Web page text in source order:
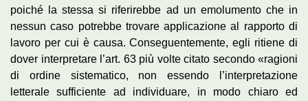
poiché la stessa si riferirebbe ad un emolumento che in
nessun caso potrebbe trovare applicazione al rapporto di
lavoro per cui è causa. Conseguentemente, egli ritiene di
dover interpretare l’art. 63 più volte citato secondo «ragioni
di ordine sistematico, non essendo l’interpretazione
letterale sufficiente ad individuare, in modo chiaro ed